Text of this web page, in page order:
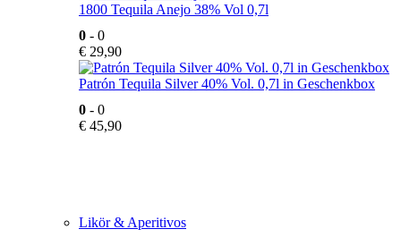
1800 Tequila Anejo 38% Vol 0,7l
0 - 0
€ 29,90
Patrón Tequila Silver 40% Vol. 0,7l in Geschenkbox
0 - 0
€ 45,90
Likör & Aperitivos